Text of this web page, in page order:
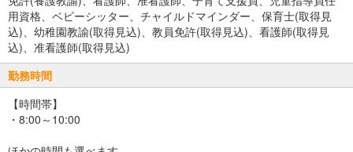
用資格、ベビーシッター、チャイルドマインダー、保育士(取得見
込)、幼稚園教諭(取得見込)、教員免許(取得見込)、看護師(取得見
込)、准看護師(取得見込)
勤務時間
【時間帯】
・8:00～10:00